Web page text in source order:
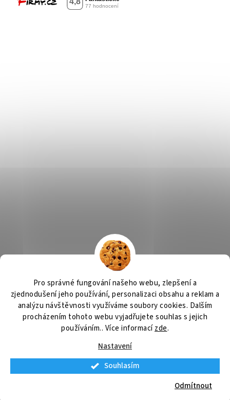
Pro správné fungování našeho webu, zlepšení a
zjednodušení jeho používání, personalizaci obsahu a reklam a
analýzu návštěvnosti využíváme soubory cookies. Dalším
procházením tohoto webu vyjadřujete souhlas s jejich
používáním.. Více informacízde.
Nastavení
Odmítnout
Souhlasím
Výčepní zařízení, chlazení na pivo, chlazení piva OSMO CZ
Barvy Příbram Obchodní podmínky GDPR
Vytvořil Shoptet
Výčepní zařízení. Všechna práva vyhrazena.